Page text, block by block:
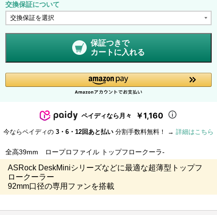
交換保証について
保証つきで
カートに入れる
ペイディなら月々 ￥1,160
今ならペイディの 3・6・12回あと払い 分割手数料無料！ → 詳細はこちら
全高39mm ロープロファイル トップフロークーラ-
ASRock DeskMiniシリーズなどに最適な超薄型トップフ
ロークーラー
92mm口径の専用ファンを搭載